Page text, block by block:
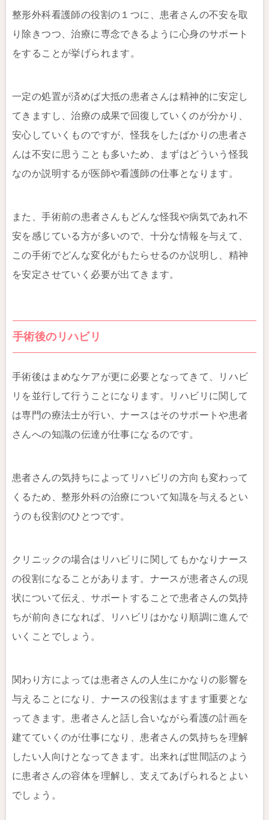
整形外科看護師の役割の１つに、患者さんの不安を取
り除きつつ、治療に専念できるように心身のサポート
をすることが挙げられます。
一定の処置が済めば大抵の患者さんは精神的に安定し
てきますし、治療の成果で回復していくのが分かり、
安心していくものですが、怪我をしたばかりの患者さ
んは不安に思うことも多いため、まずはどういう怪我
なのか説明するが医師や看護師の仕事となります。
また、手術前の患者さんもどんな怪我や病気であれ不
安を感じている方が多いので、十分な情報を与えて、
この手術でどんな変化がもたらせるのか説明し、精神
を安定させていく必要が出てきます。
手術後のリハビリ
手術後はまめなケアが更に必要となってきて、リハビ
リを並行して行うことになります。リハビリに関して
は専門の療法士が行い、ナースはそのサポートや患者
さんへの知識の伝達が仕事になるのです。
患者さんの気持ちによってリハビリの方向も変わって
くるため、整形外科の治療について知識を与えるとい
うのも役割のひとつです。
クリニックの場合はリハビリに関してもかなりナース
の役割になることがあります。ナースが患者さんの現
状について伝え、サポートすることで患者さんの気持
ちが前向きになれば、リハビリはかなり順調に進んで
いくことでしょう。
関わり方によっては患者さんの人生にかなりの影響を
与えることになり、ナースの役割はますます重要とな
ってきます。患者さんと話し合いながら看護の計画を
建てていくのが仕事になり、患者さんの気持ちを理解
したい人向けとなってきます。出来れば世間話のよう
に患者さんの容体を理解し、支えてあげられるとよい
でしょう。